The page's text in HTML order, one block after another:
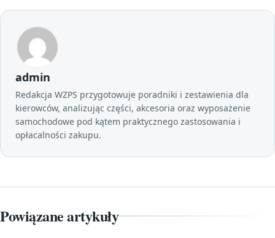
admin
Redakcja WZPS przygotowuje poradniki i zestawienia dla
kierowców, analizując części, akcesoria oraz wyposażenie
samochodowe pod kątem praktycznego zastosowania i
opłacalności zakupu.
Powiązane artykuły